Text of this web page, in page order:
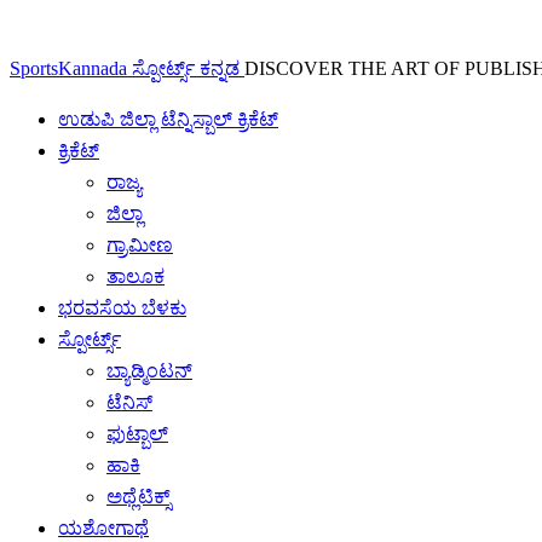
SportsKannada ಸ್ಪೋರ್ಟ್ಸ್ ಕನ್ನಡ DISCOVER THE ART OF
ಉಡುಪಿ ಜಿಲ್ಲಾ ಟೆನ್ನಿಸ್ಬಾಲ್ ಕ್ರಿಕೆಟ್
ಕ್ರಿಕೆಟ್
ರಾಜ್ಯ
ಜಿಲ್ಲಾ
ಗ್ರಾಮೀಣ
ತಾಲೂಕ
ಭರವಸೆಯ ಬೆಳಕು
ಸ್ಪೋರ್ಟ್ಸ್
ಬ್ಯಾಡ್ಮಿಂಟನ್
ಟೆನಿಸ್
ಫುಟ್ಬಾಲ್
ಹಾಕಿ
ಅಥ್ಲೆಟಿಕ್ಸ್
ಯಶೋಗಾಥೆ